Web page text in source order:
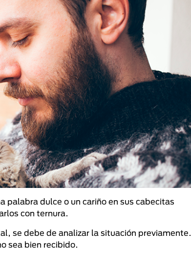
palabra dulce o un cariño en sus cabecitas
con ternura.
se debe de analizar la situación previamente.
sea bien recibido.